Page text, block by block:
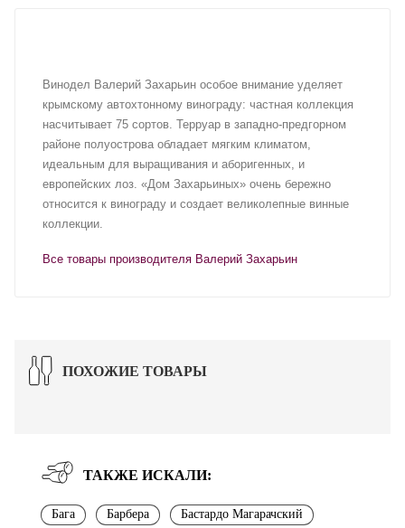
Винодел Валерий Захарьин особое внимание уделяет
крымскому автохтонному винограду: частная коллекция
насчитывает 75 сортов. Терруар в западно-предгорном
районе полуострова обладает мягким климатом,
идеальным для выращивания и аборигенных, и
европейских лоз. «Дом Захарьиных» очень бережно
относится к винограду и создает великолепные винные
коллекции.
Все товары производителя Валерий Захарьин
ПОХОЖИЕ ТОВАРЫ
ТАКЖЕ ИСКАЛИ:
Бага Барбера
Бастардо Магарачский